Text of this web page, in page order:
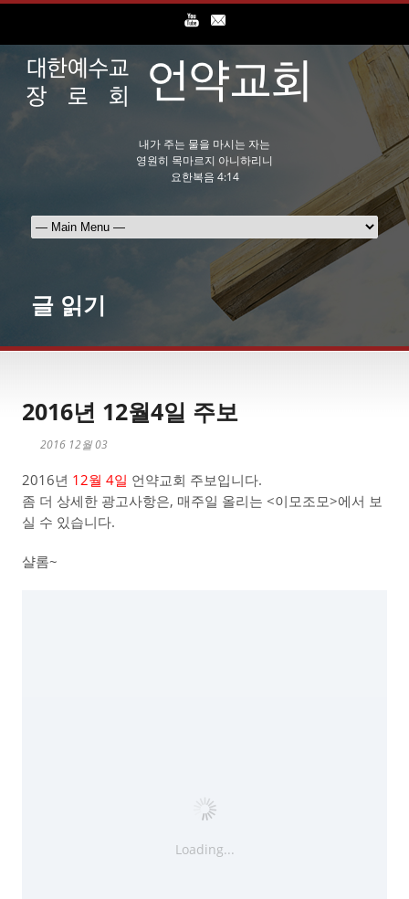
내가 주는 물을 마시는 자는
영원히 목마르지 아니하리니
요한복음 4:14
글 읽기
2016년 12월4일 주보
2016 12월 03
2016년 12월 4일 언약교회 주보입니다.
좀 더 상세한 광고사항은, 매주일 올리는 <이모조모>에서 보
실 수 있습니다.
샬롬~
Loading...